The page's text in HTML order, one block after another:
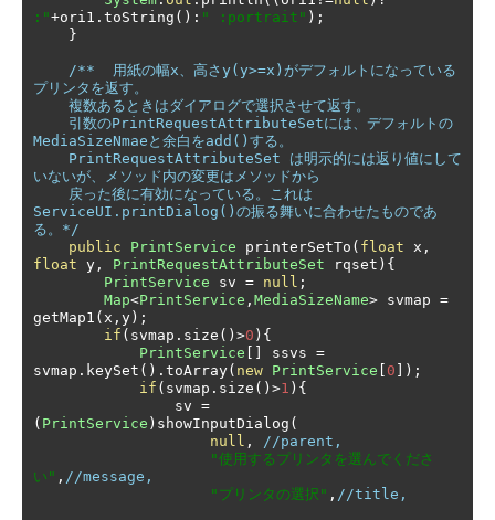
:"+ori1 . toString (): " :portrait" );
}
/**  用紙の幅x、高さy(y>=x)がデフォルトになっている
プリンタを返す。
MediaSizeNmaeと余白をadd()する。
いないが、メソッド内の変更はメソッドから
ServiceUI.printDialog()の振る舞いに合わせたものであ
る。*/
public
PrintService printerSetTo ( float x ,
float y , PrintRequestAttributeSet rqset ){
PrintService sv = null ;
Map<PrintService , MediaSizeName> svmap =
getMap1 ( x , y );
if ( svmap . size ()>0 ){
PrintService
ssvs =
svmap . keySet (). toArray( new PrintService 0 ]);
if ( svmap . size ()>1 ){
                sv
=
( PrintService ) showInputDialog (
null ,
//parent,
"使用するプリンタを選んでくださ
い" , //message,
"プリンタの選択" , //title,